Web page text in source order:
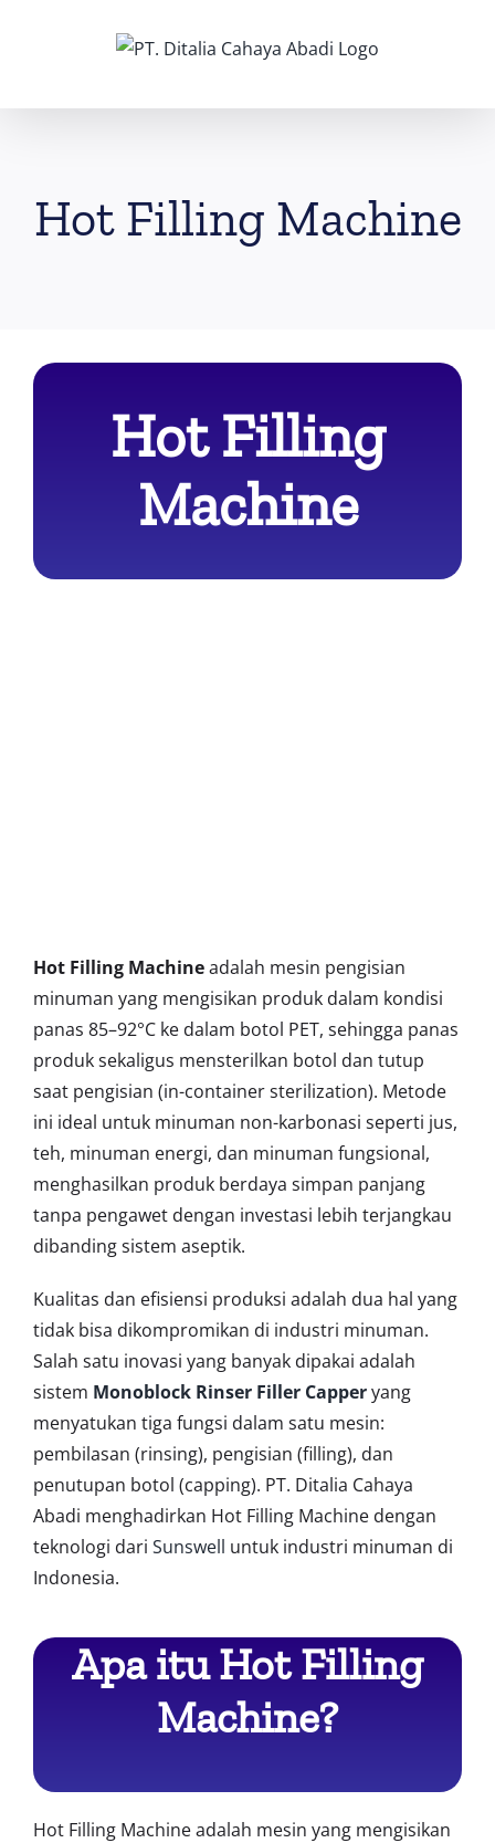
Hot Filling Machine
Hot Filling
Machine
Hot Filling Machineadalah mesin pengisian
minuman yang mengisikan produk dalam kondisi
panas 85–92°C ke dalam botol PET, sehingga panas
produk sekaligus mensterilkan botol dan tutup
saat pengisian (in-container sterilization). Metode
ini ideal untuk minuman non-karbonasi seperti jus,
teh, minuman energi, dan minuman fungsional,
menghasilkan produk berdaya simpan panjang
tanpa pengawet dengan investasi lebih terjangkau
dibanding sistem aseptik.
Kualitas dan efisiensi produksi adalah dua hal yang
tidak bisa dikompromikan di industri minuman.
Salah satu inovasi yang banyak dipakai adalah
sistem Monoblock Rinser Filler Capperyang
menyatukan tiga fungsi dalam satu mesin:
pembilasan (rinsing), pengisian (filling), dan
penutupan botol (capping). PT. Ditalia Cahaya
Abadi menghadirkan Hot Filling Machine dengan
teknologi dari Sunswell untuk industri minuman di
Indonesia.
Apa itu Hot Filling
Machine?
Hot Filling Machine adalah mesin yang mengisikan